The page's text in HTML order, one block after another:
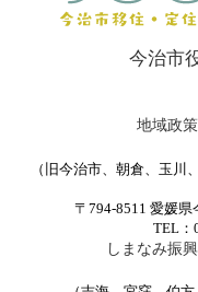
今治市
地域政
（旧今治市、朝倉、玉川
〒794-8511 愛媛県
TEL：
しまなみ振